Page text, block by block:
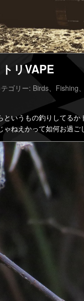
リVAPE
テゴリー: Birds、 Fishing、
というもの釣りしてるか
ゃねえかって如何お過ご